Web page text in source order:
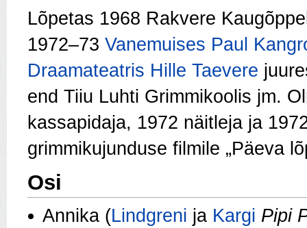
Lõpetas 1968 Rakvere
1972–73 Vanemuises Paul
Draamateatris Hille Taevere
end Tiiu Luhti Grimmikoolis jm.
kassapidaja, 1972 näitleja ja
grimmikujunduse filmile „Päeva
Osi
Annika (Lindgreni ja Kargi Pipi